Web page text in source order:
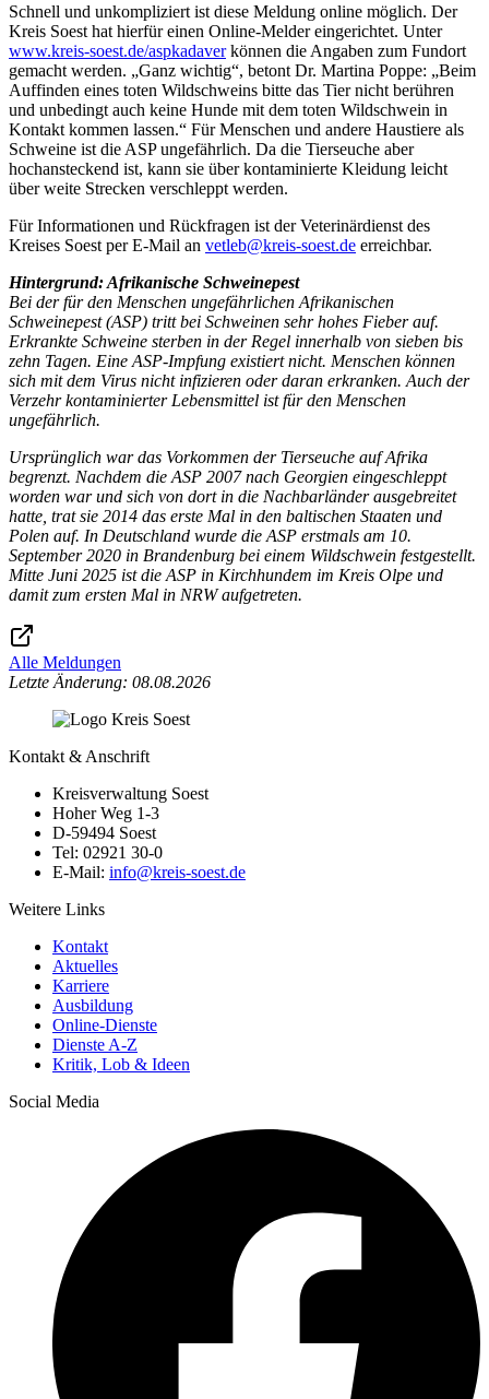
Schnell und unkompliziert ist diese Meldung online möglich. Der
Kreis Soest hat hierfür einen Online-Melder eingerichtet. Unter
www.kreis-soest.de/aspkadaverkönnen die Angaben zum Fundort
gemacht werden. „Ganz wichtig“, betont Dr. Martina Poppe: „Beim
Auffinden eines toten Wildschweins bitte das Tier nicht berühren
und unbedingt auch keine Hunde mit dem toten Wildschwein in
Kontakt kommen lassen.“ Für Menschen und andere Haustiere als
Schweine ist die ASP ungefährlich. Da die Tierseuche aber
hochansteckend ist, kann sie über kontaminierte Kleidung leicht
über weite Strecken verschleppt werden.
Für Informationen und Rückfragen ist der Veterinärdienst des
Kreises Soest per E-Mail an vetleb@​kreis-soest.de erreichbar.
Hintergrund: Afrikanische Schweinepest
Bei der für den Menschen ungefährlichen Afrikanischen
Schweinepest (ASP) tritt bei Schweinen sehr hohes Fieber auf.
Erkrankte Schweine sterben in der Regel innerhalb von sieben bis
zehn Tagen. Eine ASP-Impfung existiert nicht. Menschen können
sich mit dem Virus nicht infizieren oder daran erkranken. Auch der
Verzehr kontaminierter Lebensmittel ist für den Menschen
ungefährlich.
Ursprünglich war das Vorkommen der Tierseuche auf Afrika
begrenzt. Nachdem die ASP 2007 nach Georgien eingeschleppt
worden war und sich von dort in die Nachbarländer ausgebreitet
hatte, trat sie 2014 das erste Mal in den baltischen Staaten und
Polen auf. In Deutschland wurde die ASP erstmals am 10.
September 2020 in Brandenburg bei einem Wildschwein festgestellt.
Mitte Juni 2025 ist die ASP in Kirchhundem im Kreis Olpe und
damit zum ersten Mal in NRW aufgetreten.
Alle Meldungen
Letzte Änderung: 08.08.2026
Kontakt & Anschrift
Kreisverwaltung Soest
Hoher Weg 1-3
D-59494 Soest
Tel: 02921 30-0
E-Mail: info@​kreis-soest.de
Weitere Links
Kontakt
Aktuelles
Karriere
Ausbildung
Online-Dienste
Dienste A-Z
Kritik, Lob & Ideen
Social Media